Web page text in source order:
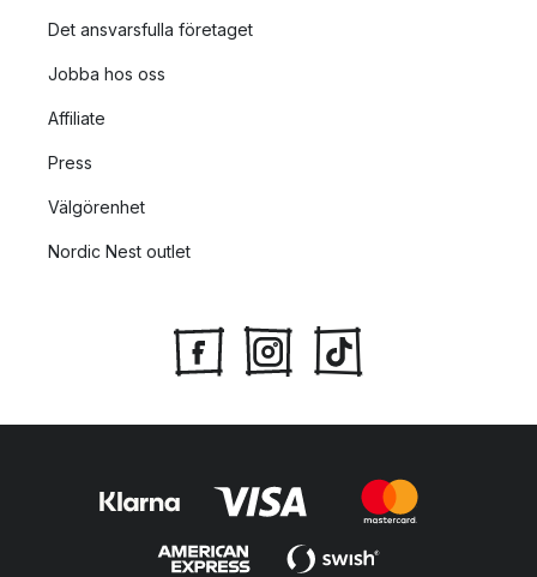
Det ansvarsfulla företaget
Jobba hos oss
Affiliate
Press
Välgörenhet
Nordic Nest outlet